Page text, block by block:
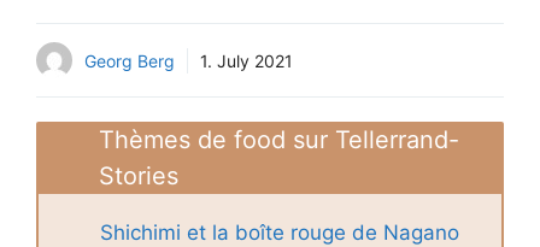
Georg Berg 1. July 2021
Thèmes de food sur Tellerrand-
Stories
Shichimi et la boîte rouge de Nagano